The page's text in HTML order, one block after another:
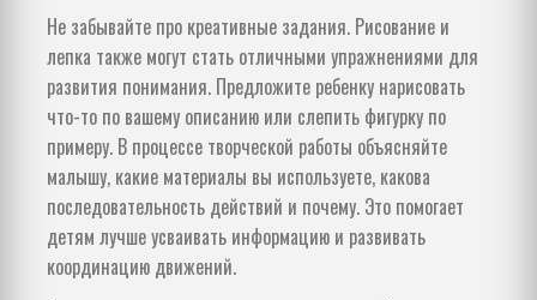
Не забывайте про креативные задания. Рисование и
лепка также могут стать отличными упражнениями для
развития понимания. Предложите ребенку нарисовать
что-то по вашему описанию или слепить фигурку по
примеру. В процессе творческой работы объясняйте
малышу, какие материалы вы используете, какова
последовательность действий и почему. Это помогает
детям лучше усваивать информацию и развивать
координацию движений.